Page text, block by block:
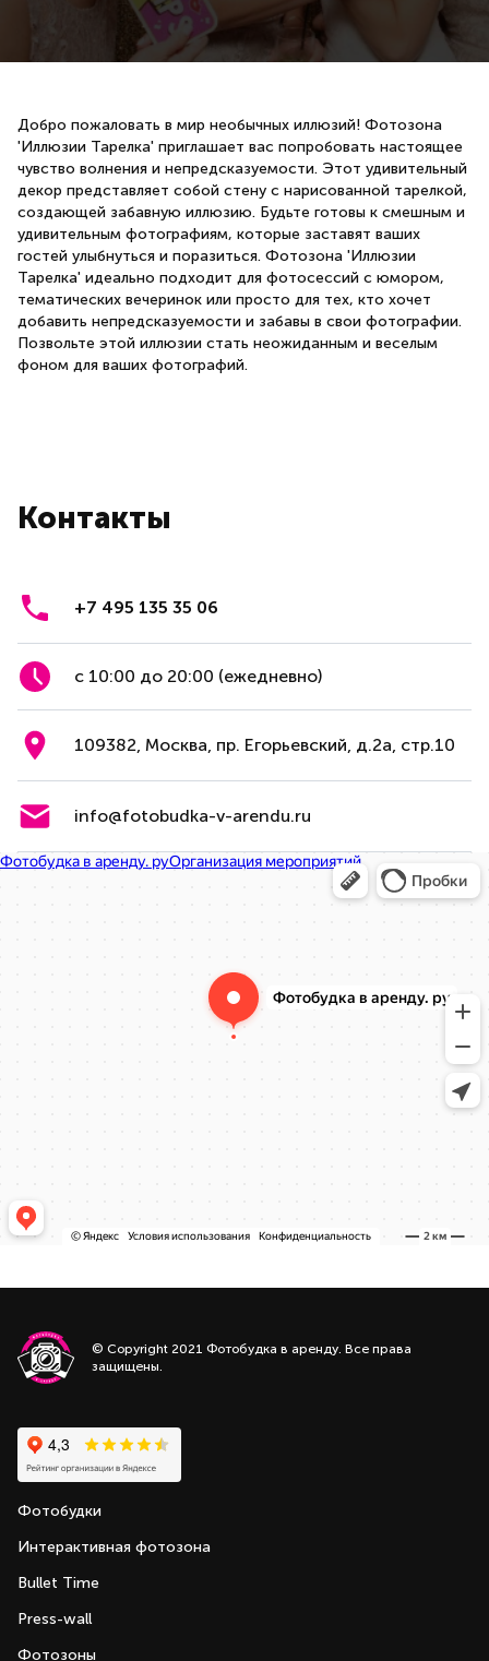
Добро пожаловать в мир необычных иллюзий! Фотозона
'Иллюзии Тарелка' приглашает вас попробовать настоящее
чувство волнения и непредсказуемости. Этот удивительный
декор представляет собой стену с нарисованной тарелкой,
создающей забавную иллюзию. Будьте готовы к смешным и
удивительным фотографиям, которые заставят ваших
гостей улыбнуться и поразиться. Фотозона 'Иллюзии
Тарелка' идеально подходит для фотосессий с юмором,
тематических вечеринок или просто для тех, кто хочет
добавить непредсказуемости и забавы в свои фотографии.
Позвольте этой иллюзии стать неожиданным и веселым
фоном для ваших фотографий.
Контакты
+7 495 135 35 06
с 10:00 до 20:00 (ежедневно)
109382, Москва, пр. Егорьевский, д.2а, стр.10
info@fotobudka-v-arendu.ru
© Copyright 2021 Фотобудка в аренду. Все права
защищены.
Фотобудки
Интерактивная фотозона
Bullet Time
Press-wall
Фотозоны